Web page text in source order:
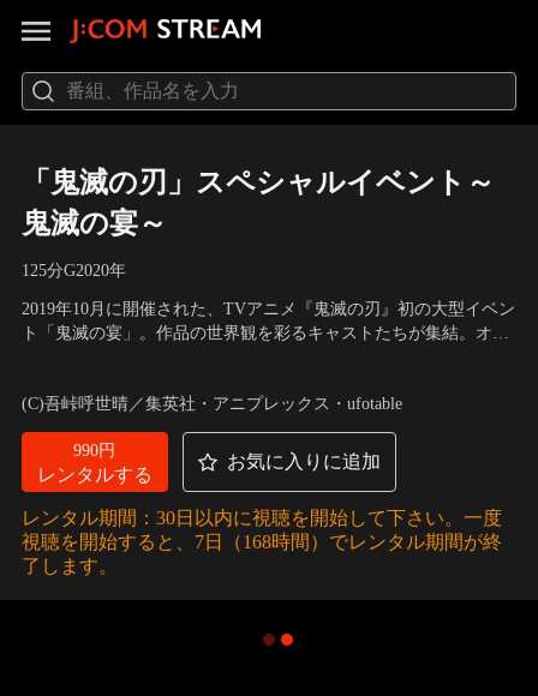
「鬼滅の刃」スペシャルイベント～
鬼滅の宴～
125分G2020年
2019年10月に開催された、TVアニメ『鬼滅の刃』初の大型イベン
ト「鬼滅の宴」。作品の世界観を彩るキャストたちが集結。オリ
本映像はBlu-ray＆DVD「鬼滅の宴」に収録される映像と同内容に
なります。
(C)吾峠呼世晴／集英社・アニプレックス・ufotable
990円
レンタルする
お気に入りに追加
レンタル期間：30日以内に視聴を開始して下さい。一度
視聴を開始すると、7日（168時間）でレンタル期間が終
了します。